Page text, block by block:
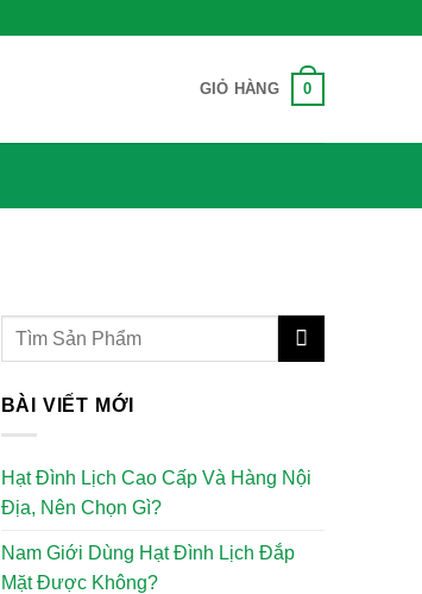
GIỎ HÀNG 0
BÀI VIẾT MỚI
Hạt Đình Lịch Cao Cấp Và Hàng Nội
Địa, Nên Chọn Gì?
Nam Giới Dùng Hạt Đình Lịch Đắp
Mặt Được Không?